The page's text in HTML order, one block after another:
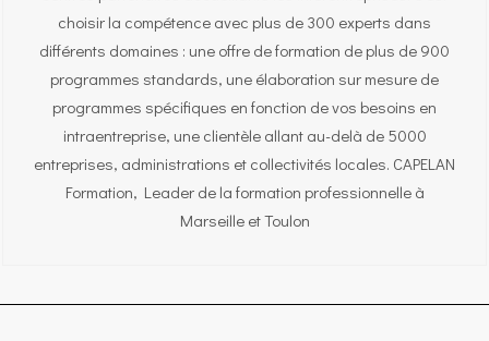
choisir la compétence avec plus de 300 experts dans
différents domaines : une offre de formation de plus de 900
programmes standards, une élaboration sur mesure de
programmes spécifiques en fonction de vos besoins en
intraentreprise, une clientèle allant au-delà de 5000
entreprises, administrations et collectivités locales. CAPELAN
Formation, Leader de la formation professionnelle à
Marseille et Toulon